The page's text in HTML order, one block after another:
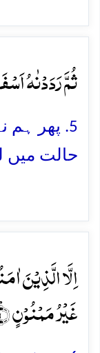
ثُمَّ رَدَدۡنٰہُ
5. پھر
حالت میں
اِلَّا الَّذِیۡنَ
غَیۡرُ مَمۡنُوۡنٍ ؕ﴿۶﴾